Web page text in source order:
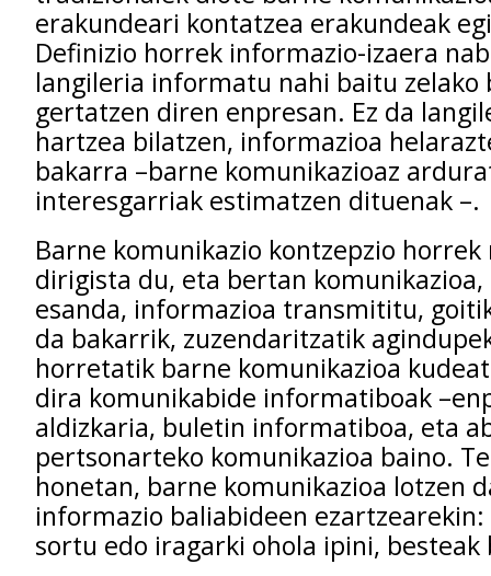
erakundeari kontatzea erakundeak
Definizio horrek informazio-izaera
langileria informatu nahi baitu zelako
gertatzen diren enpresan. Ez da
hartzea bilatzen, informazioa
bakarra –barne komunikazioaz
interesgarriak estimatzen dituenak –.
Barne komunikazio kontzepzio
dirigista du, eta bertan
esanda, informazioa transmititu,
da bakarrik, zuzendaritzatik
horretatik barne komunikazioa
dira komunikabide informatiboak
aldizkaria, buletin informatiboa, eta
pertsonarteko komunikazioa baino.
honetan, barne komunikazioa lotzen
informazio baliabideen
sortu edo iragarki ohola ipini, besteak